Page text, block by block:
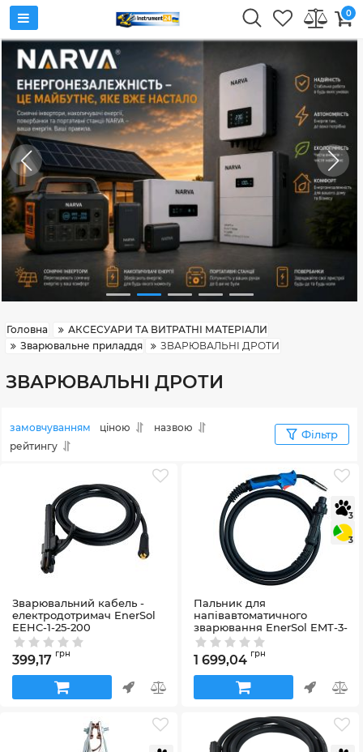
0
Головна
АКСЕСУАРИ ТА ВИТРАТНІ МАТЕРІАЛИ
Зварювальне приладдя
ЗВАРЮВАЛЬНІ ДРОТИ
ЗВАРЮВАЛЬНІ ДРОТИ
замовчуванням ціною
назвою
рейтингу
Фільтр
Зварювальний кабель -
електродотримач EnerSol
EEHC-1-25-200
Артикул:EEHC-1-25-200
399,17 грн
3
3
Пальник для
напівавтоматичного
зварювання EnerSol EMT-3-
20-180
Артикул:EMT-3-20-180
1 699,04 грн